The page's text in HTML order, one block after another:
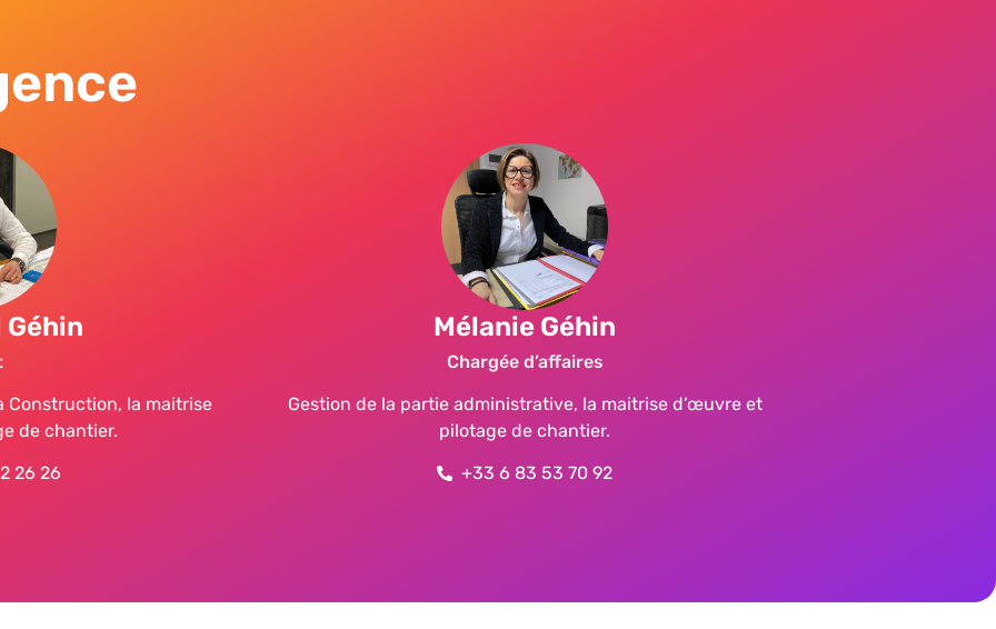
Construction, la maitrise
de chantier.
26 26
Mélanie Géhin
Chargée d’affaires
Gestion de la partie administrative, la maitrise d’œuvre et
pilotage de chantier.
+33 6 83 53 70 92